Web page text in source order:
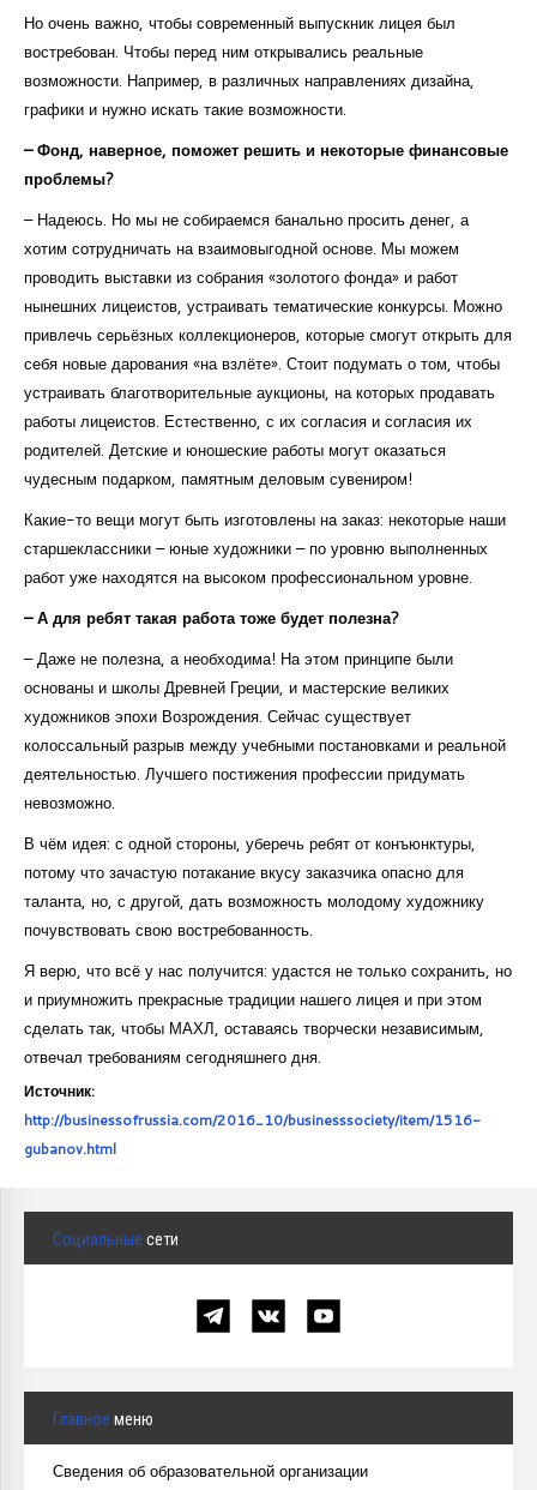
Но очень важно, чтобы современный выпускник лицея был
востребован. Чтобы перед ним открывались реальные
возможности. Например, в различных направлениях дизайна,
графики и нужно искать такие возможности.
– Фонд, наверное, поможет решить и некоторые финансовые
проблемы?
– Надеюсь. Но мы не собираемся банально просить денег, а
хотим сотрудничать на взаимовыгодной основе. Мы можем
проводить выставки из собрания «золотого фонда» и работ
нынешних лицеистов, устраивать тематические конкурсы. Можно
привлечь серьёзных коллекционеров, которые cмогут открыть для
себя новые дарования «на взлёте». Стоит подумать о том, чтобы
устраивать благотворительные аукционы, на которых продавать
работы лицеистов. Естественно, с их согласия и согласия их
родителей. Детские и юношеские работы могут оказаться
чудесным подарком, памятным деловым сувениром!
Какие-то вещи могут быть изготовлены на заказ: некоторые наши
старшеклассники – юные художники – по уровню выполненных
работ уже находятся на высоком профессиональном уровне.
– А для ребят такая работа тоже будет полезна?
– Даже не полезна, а необходима! На этом принципе были
основаны и школы Древней Греции, и мастерские великих
художников эпохи Возрождения. Сейчас существует
колоссальный разрыв между учебными постановками и реальной
деятельностью. Лучшего постижения профессии придумать
невозможно.
В чём идея: с одной стороны, уберечь ребят от конъюнктуры,
потому что зачастую потакание вкусу заказчика опасно для
таланта, но, с другой, дать возможность молодому художнику
почувствовать свою востребованность.
Я верю, что всё у нас получится: удастся не только сохранить, но
и приумножить прекрасные традиции нашего лицея и при этом
сделать так, чтобы МАХЛ, оставаясь творчески независимым,
отвечал требованиям сегодняшнего дня.
Источник:
http://businessofrussia.com/2016_10/businesssociety/item/1516-
gubanov.html
Социальные сети
Главное меню
Сведения об образовательной организации